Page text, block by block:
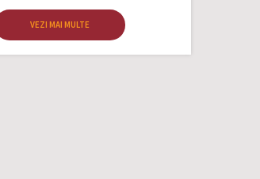
VEZI MAI MULTE